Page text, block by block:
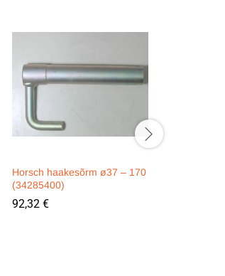
Horsch haakesõrm ø37 – 170
(34285400)
92,32 €